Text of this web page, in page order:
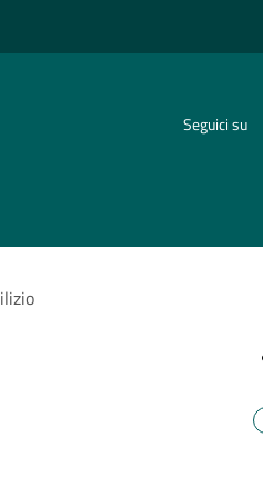
Seguici su